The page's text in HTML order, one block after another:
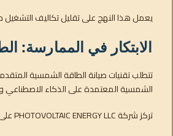
يعمل هذا النهج على تقليل تكاليف التشغيل
الابتكار في الممارسة:
تتطلب تقنيات صيانة الطاقة الشمسية
الشمسية المعتمدة على الذكاء الاصطناعي
تركز شركة PHOTOVOLTAIC ENERGY LLC على: